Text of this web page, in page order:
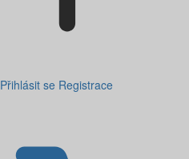
Přihlásit se Registrace